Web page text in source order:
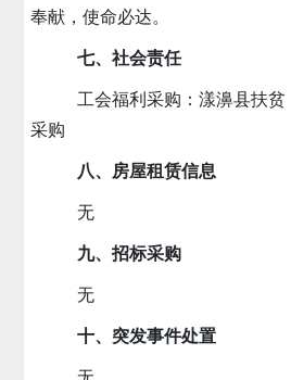
奉献，使命必达。
七、社会责任
工会福利采购：漾濞县扶贫
采购
八、房屋租赁信息
无
九、招标采购
无
十、突发事件处置